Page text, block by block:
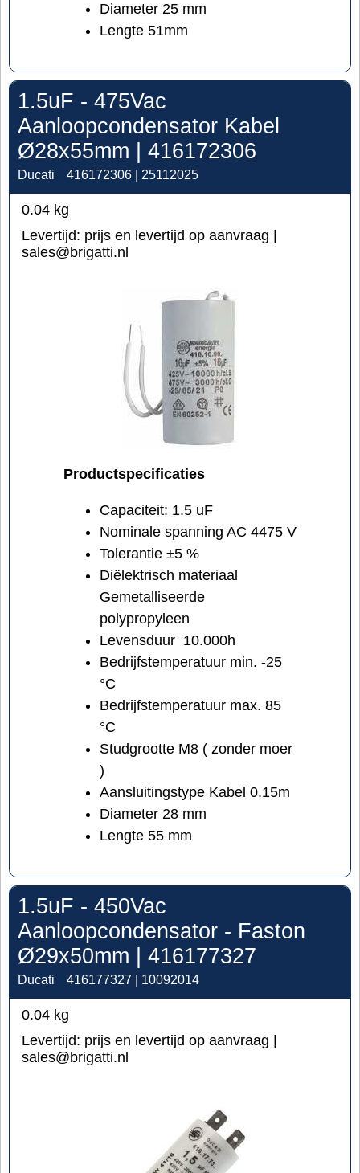
Diameter 25 mm
Lengte 51mm
1.5uF - 475Vac
Aanloopcondensator Kabel
Ø28x55mm | 416172306
Ducati 416172306 | 25112025
0.04 kg
Levertijd: prijs en levertijd op aanvraag |
sales@brigatti.nl
Productspecificaties
Capaciteit: 1.5 uF
Nominale spanning AC 4475 V
Tolerantie ±5 %
Diëlektrisch materiaal
Gemetalliseerde
polypropyleen
Levensduur 10.000h
Bedrijfstemperatuur min. -25
°C
Bedrijfstemperatuur max. 85
°C
Studgrootte M8 ( zonder moer
)
Aansluitingstype Kabel 0.15m
Diameter 28 mm
Lengte 55 mm
1.5uF - 450Vac
Aanloopcondensator - Faston
Ø29x50mm | 416177327
Ducati 416177327 | 10092014
0.04 kg
Levertijd: prijs en levertijd op aanvraag |
sales@brigatti.nl